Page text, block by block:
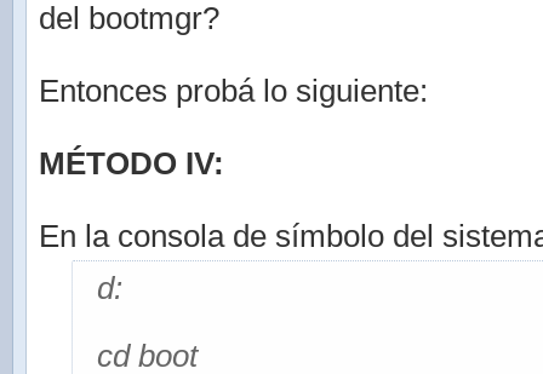
del bootmgr?
Entonces probá lo siguiente:
MÉTODO IV:
En la consola de símbolo del
d:
cd boot